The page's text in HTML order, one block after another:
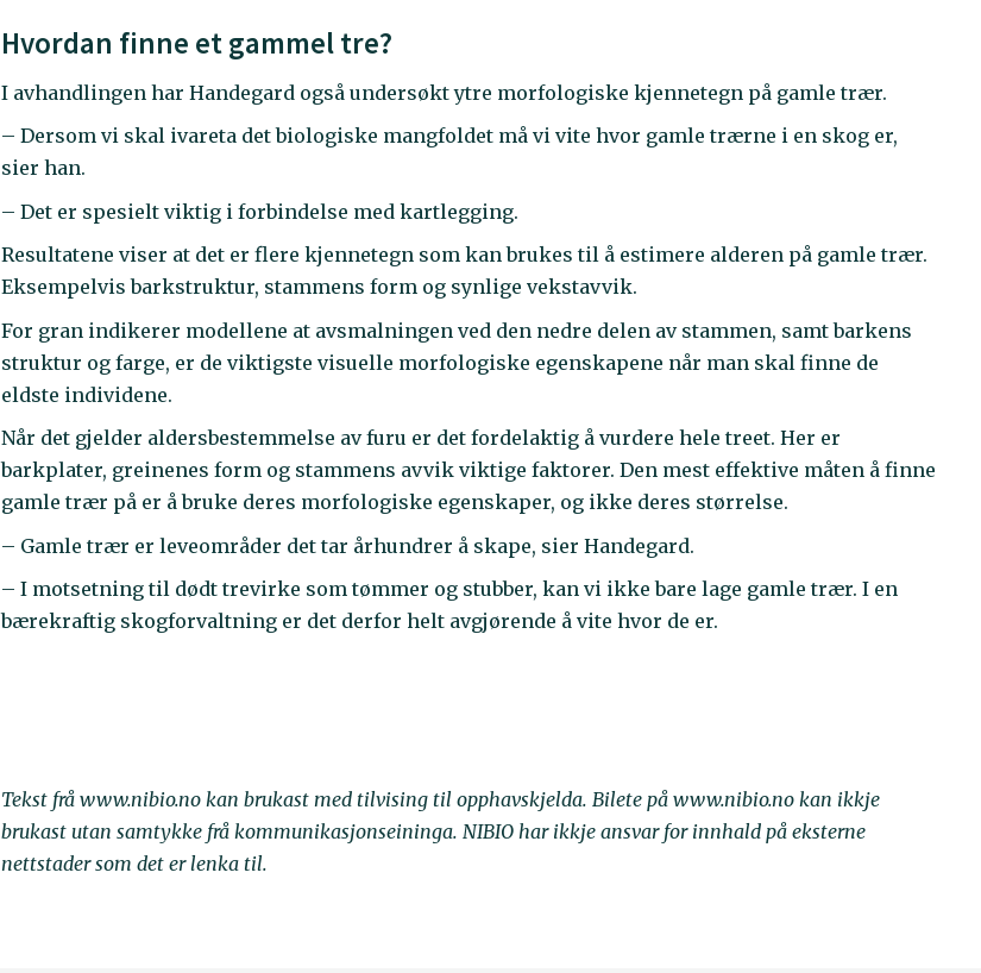
Hvordan finne et gammel tre?
I avhandlingen har Handegard også undersøkt ytre morfologiske kjennetegn på gamle trær.
– Dersom vi skal ivareta det biologiske mangfoldet må vi vite hvor gamle trærne i en skog er,
sier han.
– Det er spesielt viktig i forbindelse med kartlegging.
Resultatene viser at det er flere kjennetegn som kan brukes til å estimere alderen på gamle trær.
Eksempelvis barkstruktur, stammens form og synlige vekstavvik.
For gran indikerer modellene at avsmalningen ved den nedre delen av stammen, samt barkens
struktur og farge, er de viktigste visuelle morfologiske egenskapene når man skal finne de
eldste individene.
Når det gjelder aldersbestemmelse av furu er det fordelaktig å vurdere hele treet. Her er
barkplater, greinenes form og stammens avvik viktige faktorer. Den mest effektive måten å finne
gamle trær på er å bruke deres morfologiske egenskaper, og ikke deres størrelse.
– Gamle trær er leveområder det tar århundrer å skape, sier Handegard.
– I motsetning til dødt trevirke som tømmer og stubber, kan vi ikke bare lage gamle trær. I en
bærekraftig skogforvaltning er det derfor helt avgjørende å vite hvor de er.
Tekst frå www.nibio.no kan brukast med tilvising til opphavskjelda. Bilete på www.nibio.no kan ikkje
brukast utan samtykke frå kommunikasjonseininga. NIBIO har ikkje ansvar for innhald på eksterne
nettstader som det er lenka til.